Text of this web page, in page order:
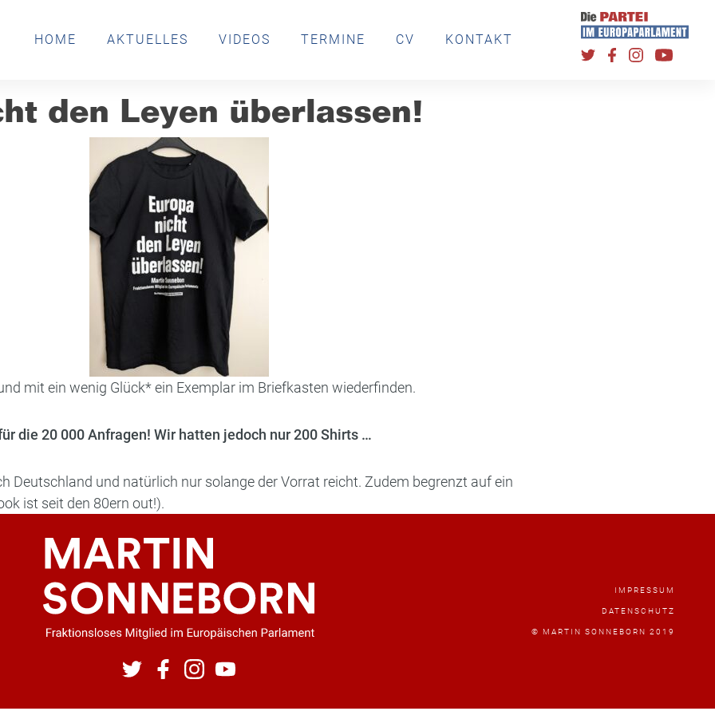
HOME AKTUELLES VIDEOS TERMINE CV KONTAKT
den Leyen überlassen!
mit ein wenig Glück* ein Exemplar im Briefkasten wiederfinden.
die 20 000 Anfragen! Wir hatten jedoch nur 200 Shirts …
Deutschland und natürlich nur solange der Vorrat reicht. Zudem begrenzt auf ein
ist seit den 80ern out!).
IMPRESSUM
DATENSCHUTZ
© MARTIN SONNEBORN 2019